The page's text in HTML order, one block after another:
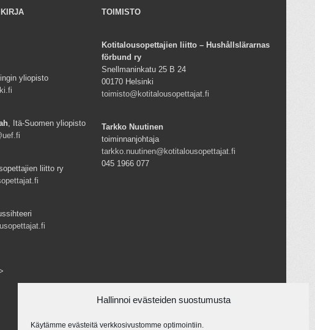
Hallinnoi evästeiden suostumusta
Käytämme evästeitä verkkosivustomme optimointiin.
yliopisto
, Itä-Suomen yliopisto
liitto ry
TOIMISTO
Kotitalousopettajien liitto – Hushållslärarnas
förbund ry
Snellmaninkatu 25 B 24
00170 Helsinki
toimisto@kotitalousopettajat.fi
Tarkko Nuutinen
toiminnanjohtaja
tarkko.nuutinen@kotitalousopettajat.fi
045 1966 077